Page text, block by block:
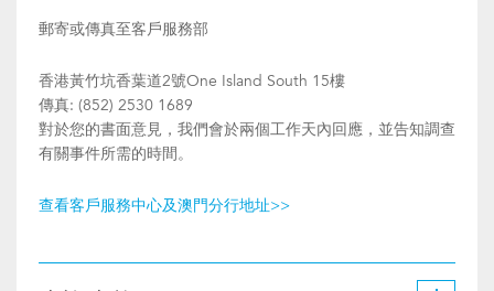
郵寄或傳真至客戶服務部
香港黃竹坑香葉道2號One Island South 15樓
傳真: (852) 2530 1689
對於您的書面意見，我們會於兩個工作天內回應，並告知調查
有關事件所需的時間。
查看客戶服務中心及澳門分行地址>>